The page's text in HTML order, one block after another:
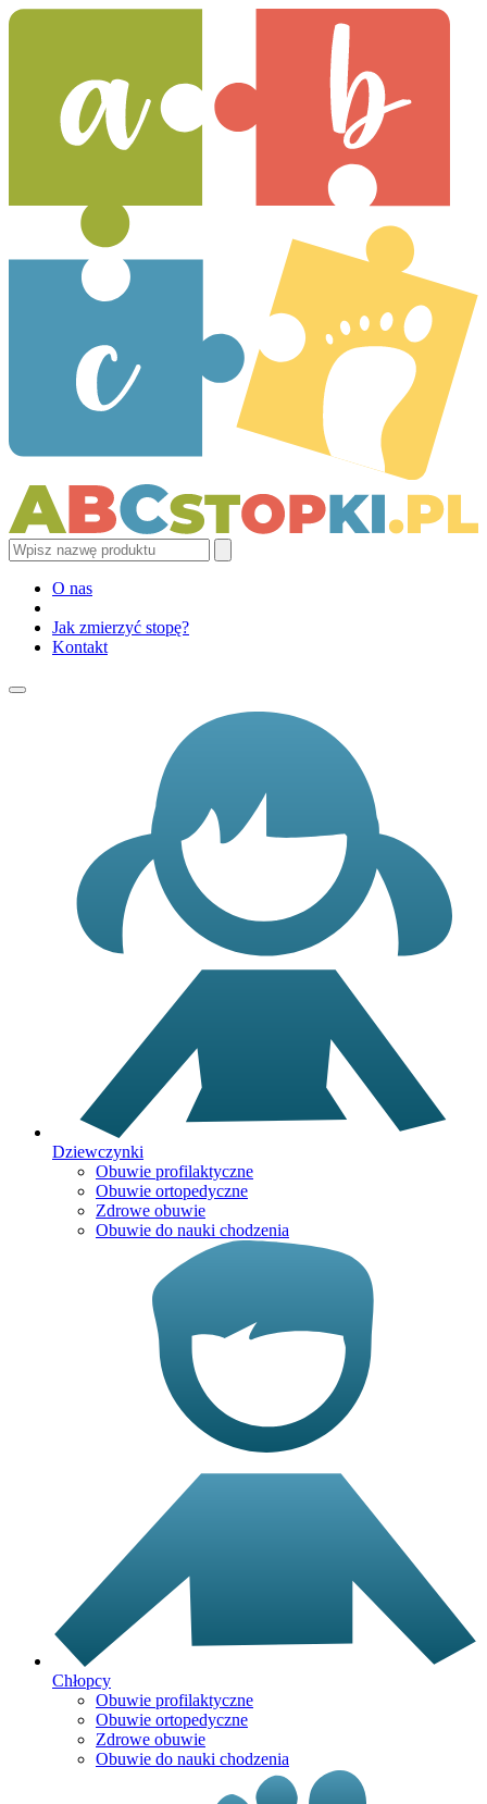
O nas
Jak zmierzyć stopę?
Kontakt
Dziewczynki
Obuwie profilaktyczne
Obuwie ortopedyczne
Zdrowe obuwie
Obuwie do nauki chodzenia
Chłopcy
Obuwie profilaktyczne
Obuwie ortopedyczne
Zdrowe obuwie
Obuwie do nauki chodzenia